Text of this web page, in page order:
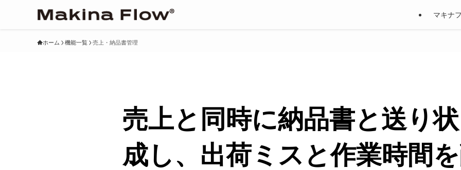
マキナ
ホーム 機能一覧 売上・納品書管理
売上と同時に納品書と送り
成し、出荷ミスと作業時間